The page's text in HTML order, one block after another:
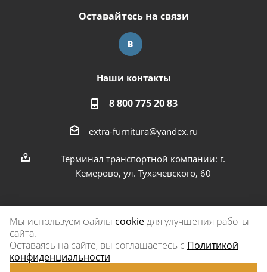
Оставайтесь на связи
Наши контакты
8 800 775 20 83
extra-furnitura@yandex.ru
Терминал транспортной компании: г.
Кемерово, ул. Тухачевского, 60
Мы используем файлы cookieдля улучшения работы
сайта.
Оставаясь на сайте, вы соглашаетесь с Политикой
конфиденциальности